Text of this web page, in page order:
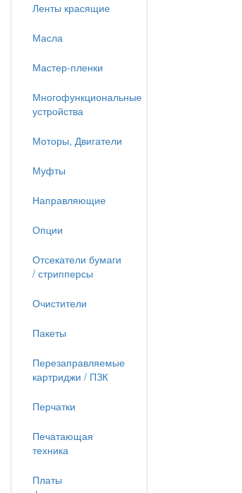
Ленты красящие
Масла
Мастер-пленки
Многофункциональные
устройства
Моторы, Двигатели
Муфты
Направляющие
Опции
Отсекатели бумаги
/ стрипперсы
Очистители
Пакеты
Перезаправляемые
картриджи / ПЗК
Перчатки
Печатающая
техника
Платы